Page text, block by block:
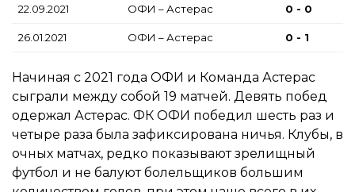
22.09.2021 ОФИ – Астерас 0 - 0
26.01.2021 ОФИ – Астерас 0 - 1
Начиная с 2021 года ОФИ и Команда Астерас
сыграли между собой 19 матчей. Девять побед
одержал Астерас. ФК ОФИ победил шесть раз и
четыре раза была зафиксирована ничья. Клубы, в
очных матчах, редко показывают зрелищный
футбол и не балуют болельщиков большим